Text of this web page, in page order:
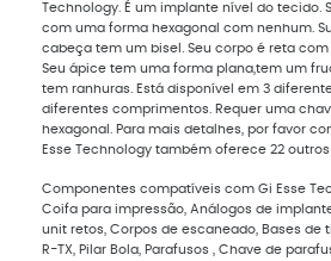
Technology. É um implante nível do tecido.
com uma forma hexagonal com nenhum.
cabeça tem um bisel. Seu corpo é reta
Seu ápice tem uma forma plana,tem um
tem ranhuras. Está disponível em 3
diferentes comprimentos. Requer uma
hexagonal. Para mais detalhes, por favor
Esse Technology também oferece 22
Componentes compatíveis com Gi Esse
Coifa para impressão, Análogos de
unit retos, Corpos de escaneado, Bases de
R-TX, Pilar Bola, Parafusos , Chave de